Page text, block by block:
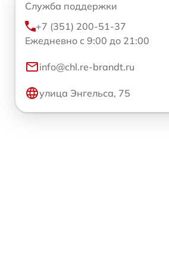
Служба поддержки
+7 (351) 200-51-37
Ежедневно с 9:00 до 21:00
info@chl.re-brandt.ru
улица Энгельса, 75